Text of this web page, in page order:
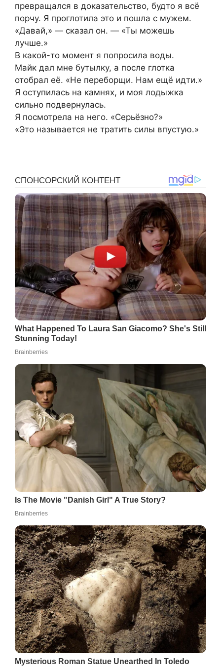
превращался в доказательство, будто я всё
порчу. Я проглотила это и пошла с мужем.
«Давай,» — сказал он. — «Ты можешь
лучше.»
В какой-то момент я попросила воды.
Майк дал мне бутылку, а после глотка
отобрал её. «Не переборщи. Нам ещё идти.»
Я оступилась на камнях, и моя лодыжка
сильно подвернулась.
Я посмотрела на него. «Серьёзно?»
«Это называется не тратить силы впустую.»